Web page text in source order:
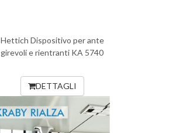
Hettich Dispositivo per ante
girevoli e rientranti KA 5740
DETTAGLI